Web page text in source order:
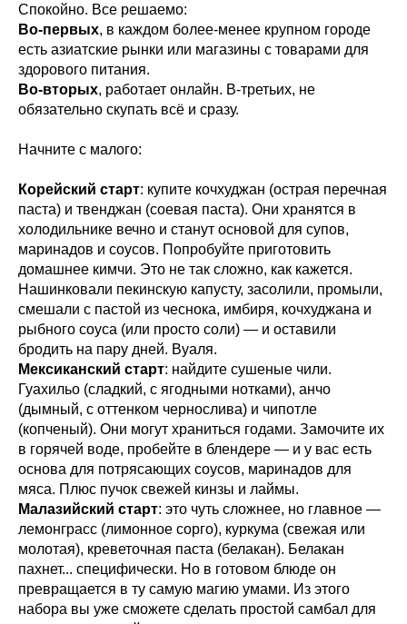
Спокойно. Все решаемо:
Во-первых, в каждом более-менее крупном городе
есть азиатские рынки или магазины с товарами для
здорового питания.
Во-вторых, работает онлайн. В-третьих, не
обязательно скупать всё и сразу.
Начните с малого:
Корейский старт: купите кочхуджан (острая перечная
паста) и твенджан (соевая паста). Они хранятся в
холодильнике вечно и станут основой для супов,
маринадов и соусов. Попробуйте приготовить
домашнее кимчи. Это не так сложно, как кажется.
Нашинковали пекинскую капусту, засолили, промыли,
смешали с пастой из чеснока, имбиря, кочхуджана и
рыбного соуса (или просто соли) — и оставили
бродить на пару дней. Вуаля.
Мексиканский старт: найдите сушеные чили.
Гуахильо (сладкий, с ягодными нотками), анчо
(дымный, с оттенком чернослива) и чипотле
(копченый). Они могут храниться годами. Замочите их
в горячей воде, пробейте в блендере — и у вас есть
основа для потрясающих соусов, маринадов для
мяса. Плюс пучок свежей кинзы и лаймы.
Малазийский старт: это чуть сложнее, но главное —
лемонграсс (лимонное сорго), куркума (свежая или
молотая), креветочная паста (белакан). Белакан
пахнет... специфически. Но в готовом блюде он
превращается в ту самую магию умами. Из этого
набора вы уже сможете сделать простой самбал для